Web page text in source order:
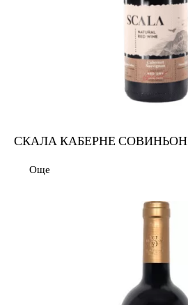
СКАЛА КАБЕРНЕ СОВИНЬОН
Още